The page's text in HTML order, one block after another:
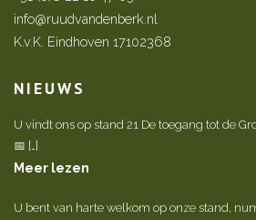
info@ruudvandenberk.nl
K.v.K. Eindhoven 17102368
NIEUWS
U vindt ons op stand 21 De toegang tot de
📅 […]
Meer lezen
U bent van harte welkom op onze stand,